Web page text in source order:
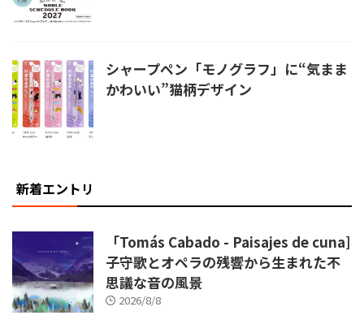
シャープペン「モノグラフ」に“気まま
かわいい”猫柄デザイン
新着エントリ
「Tomás Cabado - Paisajes de cuna]
子守歌とオペラの残響から生まれた不
思議な音の風景
2026/8/8